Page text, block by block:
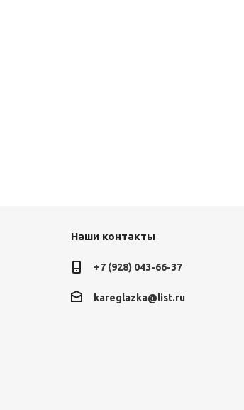
Наши контакты
+7 (928) 043-66-37
kareglazka@list.ru